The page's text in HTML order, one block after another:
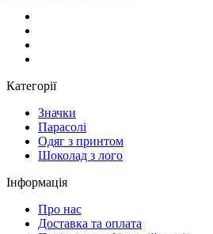
Категорії
Значки
Парасолі
Одяг з принтом
Шоколад з лого
Інформація
Про нас
Доставка та оплата